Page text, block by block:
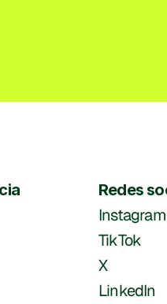
Redes
Instagram
TikTok
X
LinkedIn